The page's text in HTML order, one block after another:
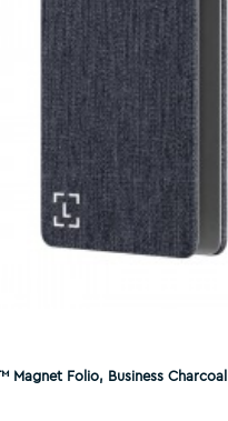
Magnet Folio, Business Charcoal